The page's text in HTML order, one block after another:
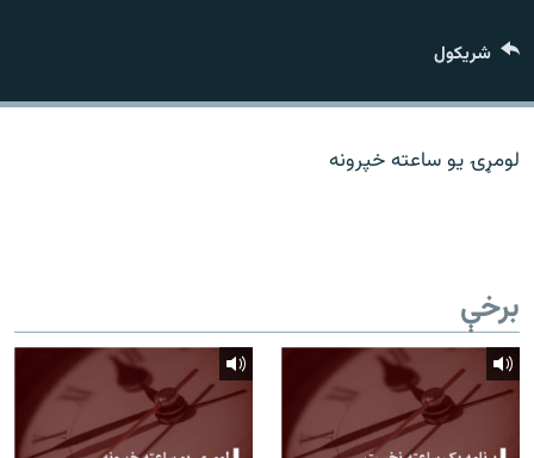
د ازادې اروپا/ ازادي راډيو ټولې پاڼې
شريکول
لومړۍ یو ساعته خپرونه
برخې